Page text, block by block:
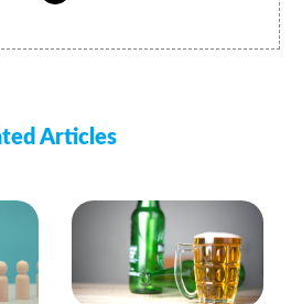
Articles